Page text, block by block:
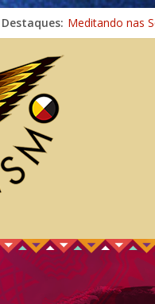
Destaques: Meditando nas
Autosuficiência: